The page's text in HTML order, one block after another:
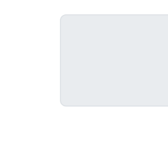
Tv serijske izdelki
Anime izdelki